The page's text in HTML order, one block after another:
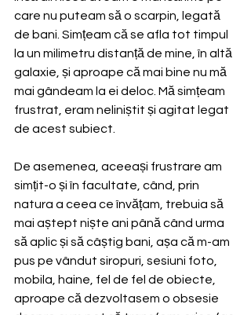
care nu puteam să o scarpin, legată
de bani. Simțeam că se afla tot timpul
la un milimetru distanță de mine, în altă
galaxie, și aproape că mai bine nu mă
mai gândeam la ei deloc. Mă simțeam
frustrat, eram neliniștit și agitat legat
de acest subiect.
De asemenea, aceeași frustrare am
simțit-o și în facultate, când, prin
natura a ceea ce învățam, trebuia să
mai aștept niște ani până când urma
să aplic și să câștig bani, așa că m-am
pus pe vândut siropuri, sesiuni foto,
mobila, haine, fel de fel de obiecte,
aproape că dezvoltasem o obsesie